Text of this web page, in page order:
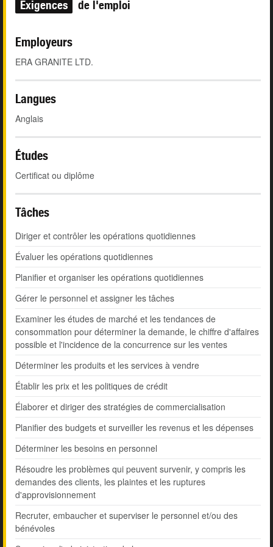
Exigences de l'emploi
Employeurs
ERA GRANITE LTD.
Langues
Anglais
Études
Certificat ou diplôme
Tâches
Diriger et contrôler les opérations quotidiennes
Évaluer les opérations quotidiennes
Planifier et organiser les opérations quotidiennes
Gérer le personnel et assigner les tâches
Examiner les études de marché et les tendances de
consommation pour déterminer la demande, le chiffre d'affaires
possible et l'incidence de la concurrence sur les ventes
Déterminer les produits et les services à vendre
Établir les prix et les politiques de crédit
Élaborer et diriger des stratégies de commercialisation
Planifier des budgets et surveiller les revenus et les dépenses
Déterminer les besoins en personnel
Résoudre les problèmes qui peuvent survenir, y compris les
demandes des clients, les plaintes et les ruptures
d'approvisionnement
Recruter, embaucher et superviser le personnel et/ou des
bénévoles